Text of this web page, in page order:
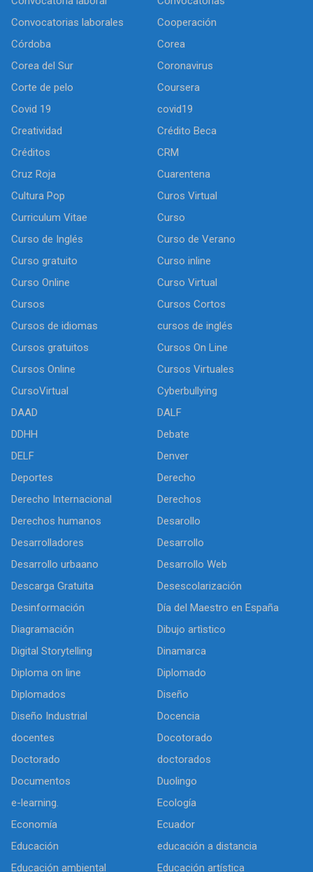
Convocatorias laborales
Cooperación
Córdoba
Corea
Corea del Sur
Coronavirus
Corte de pelo
Coursera
Covid 19
covid19
Creatividad
Crédito Beca
Créditos
CRM
Cruz Roja
Cuarentena
Cultura Pop
Curos Virtual
Curriculum Vitae
Curso
Curso de Inglés
Curso de Verano
Curso gratuito
Curso inline
Curso Online
Curso Virtual
Cursos
Cursos Cortos
Cursos de idiomas
cursos de inglés
Cursos gratuitos
Cursos On Line
Cursos Online
Cursos Virtuales
CursoVirtual
Cyberbullying
DAAD
DALF
DDHH
Debate
DELF
Denver
Deportes
Derecho
Derecho Internacional
Derechos
Derechos humanos
Desarollo
Desarrolladores
Desarrollo
Desarrollo urbaano
Desarrollo Web
Descarga Gratuita
Desescolarización
Desinformación
Día del Maestro en España
Diagramación
Dibujo artìstico
Digital Storytelling
Dinamarca
Diploma on line
Diplomado
Diplomados
Diseño
Diseño Industrial
Docencia
docentes
Docotorado
Doctorado
doctorados
Documentos
Duolingo
e-learning.
Ecología
Economía
Ecuador
Educación
educación a distancia
Educación ambiental
Educación artística